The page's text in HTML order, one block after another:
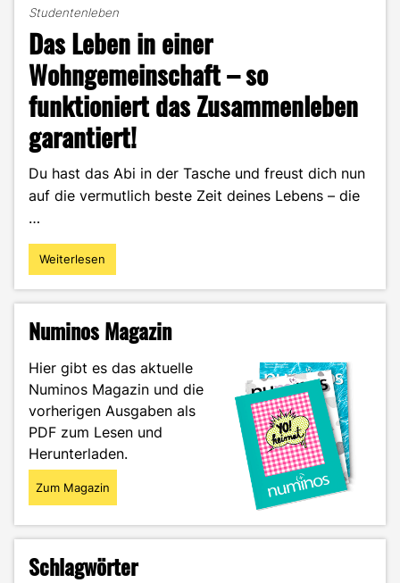
Studentenleben
Das Leben in einer
Wohngemeinschaft – so
funktioniert das Zusammenleben
garantiert!
Du hast das Abi in der Tasche und freust dich nun
auf die vermutlich beste Zeit deines Lebens – die
…
"Das
Leben
Wohngemeinschaft
so
funktioniert
das
Zusammenleben
garantiert!"
Weiterlesen
Numinos Magazin
Hier gibt es das aktuelle
Numinos Magazin und die
vorherigen Ausgaben als
PDF zum Lesen und
Herunterladen.
Zum Magazin
Schlagwörter